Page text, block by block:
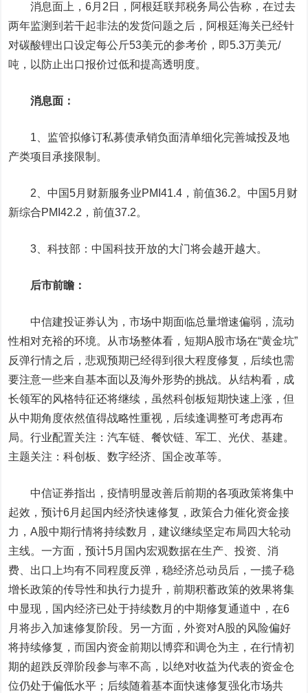
消息面上，6月2日，阿根廷联邦税务局公告称，在过去
两年监测到若干起非法的发货问题之后，阿根廷海关已经针
对碳酸锂出口设定每公斤53美元的参考价，即5.3万美元/
吨，以防止出口报价过低和提高透明度。
消息面：
1、监管拟修订私募债承销负面清单细化完善城投及地
产类项目承接限制。
2、中国5月财新服务业PMI41.4，前值36.2。中国5月财
新综合PMI42.2，前值37.2。
3、科技部：中国科技开放的大门将会越开越大。
后市前瞻：
中信建投证券认为，市场中期面临总量增速偏弱，流动
性相对充裕的环境。从市场整体看，短期A股市场在“黄金坑”
反弹行情之后，悲观预期已经得到很大程度修复，后续也需
要注意一些来自基本面以及海外形势的挑战。从结构看，成
长领军的风格特征还将继续，虽然科创板短期快速上涨，但
从中期角度依然值得战略性重视，后续逢调整可考虑再布
局。行业配置关注：汽车链、餐饮链、军工、光伏、基建。
主题关注：科创板、数字经济、国企改革等。
中信证券指出，疫情明显改善后前期的各项政策将集中
起效，预计6月起国内经济快速修复，政策合力催化资金接
力，A股中期行情将持续数月，建议继续坚定布局四大轮动
主线。一方面，预计5月国内宏观数据在生产、投资、消
费、出口上均有不同程度反弹，稳经济总动员后，一揽子稳
增长政策的传导性和执行力提升，前期积蓄政策的效果将集
中显现，国内经济已处于持续数月的中期修复通道中，在6
月将步入加速修复阶段。另一方面，外资对A股的风险偏好
将持续修复，而国内资金前期以博弈和调仓为主，在行情初
期的超跌反弹阶段参与率不高，以绝对收益为代表的资金仓
位仍处于偏低水平；后续随着基本面快速修复强化市场共